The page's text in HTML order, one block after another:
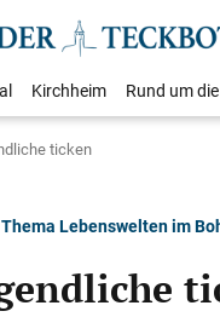
Kirchheim Rund um
ticken
Lebenswelten im